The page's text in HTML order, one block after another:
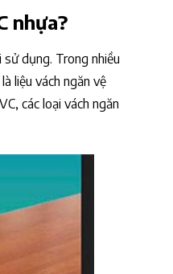
nhựa?
dụng. Trong nhiều
liệu vách ngăn vệ
các loại vách ngăn